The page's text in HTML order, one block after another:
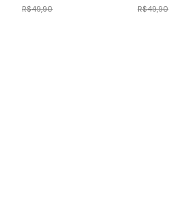
R$49,90 R$49,90